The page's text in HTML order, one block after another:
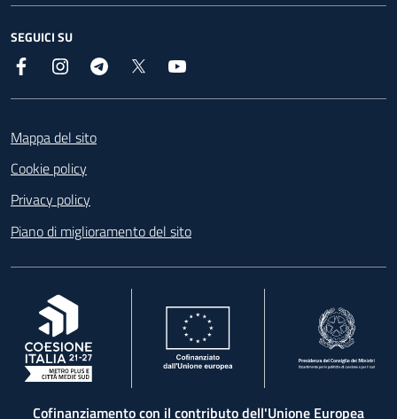
SEGUICI SU
Facebook InstagramTelegram
Mappa del sito
Cookie policy
Privacy policy
Piano di miglioramento del sito
, apre in una nuova scheda
Cofinanziamento con il contributo dell'Unione Europea